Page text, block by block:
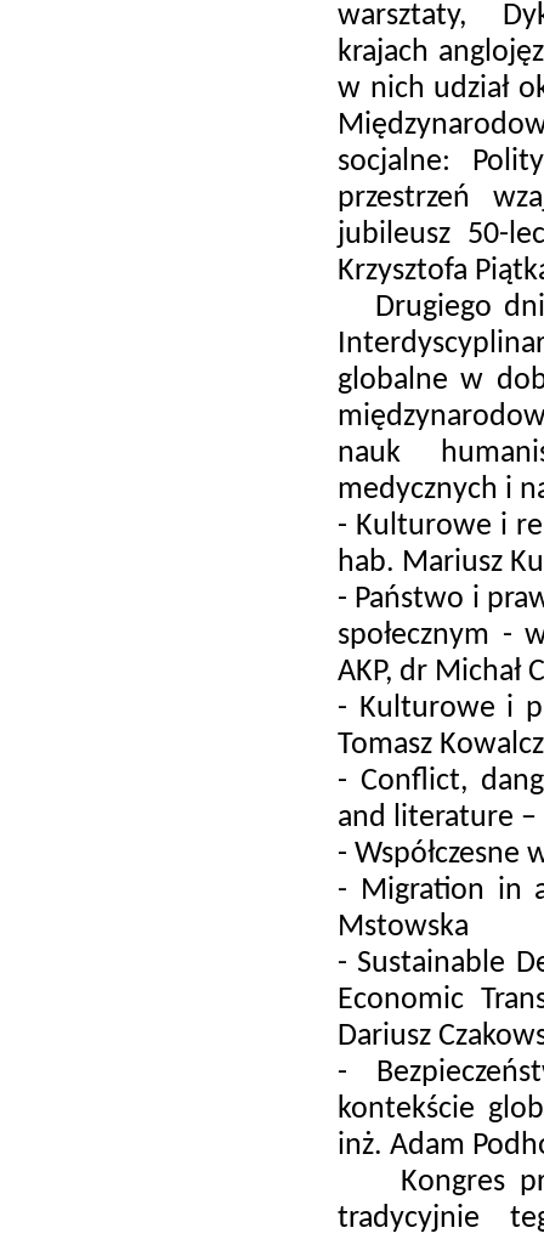
warsztaty,
krajach
w nich udział
socjalne:
przestrzeń
jubileusz 50-
Krzysztofa
Drugiego
globalne w
nauk
medycznych i
- Kulturowe i
hab. Mariusz
- Państwo i
społecznym -
AKP, dr Michał
- Kulturowe i
Tomasz
- Conflict,
and literature –
- Współczesne
- Migration in
Mstowska
- Sustainable
Economic
Dariusz
-
kontekście
inż. Adam
Kongres
tradycyjnie